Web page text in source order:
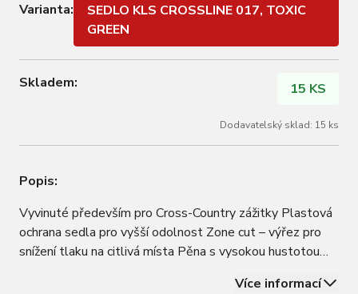
Varianta:
SEDLO KLS CROSSLINE 017, TOXIC
GREEN
Skladem: 15 KS
Dodavatelský sklad: 15 ks
Popis:
Vyvinuté především pro Cross-Country zážitky Plastová
ochrana sedla pro vyšší odolnost Zone cut – výřez pro
snížení tlaku na citlivá místa Pěna s vysokou hustotou
Více informací